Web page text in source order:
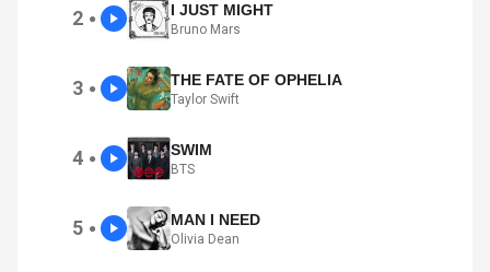
2 ● I JUST MIGHT
Bruno Mars
3 ● THE FATE OF OPHELIA
Taylor Swift
4 ● SWIM
BTS
5 ● MAN I NEED
Olivia Dean